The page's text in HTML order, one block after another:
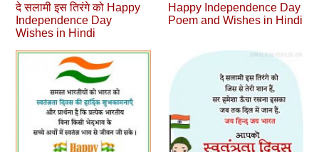
दे सलामी इस तिरंगे को Happy
Independence Day
Wishes in Hindi
Happy Independence Day
Poem and Wishes in Hindi